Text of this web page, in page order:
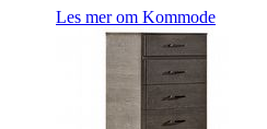
Les mer om Kommode